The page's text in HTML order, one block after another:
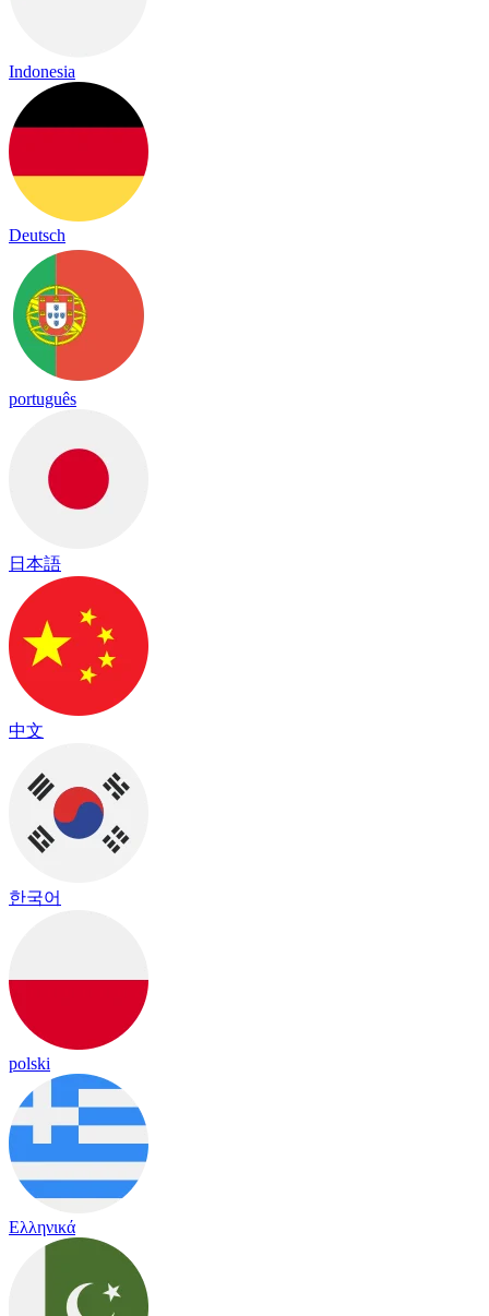
Indonesia
Deutsch
português
日本語
中文
한국어
polski
Ελληνικά